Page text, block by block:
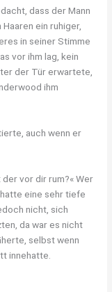
dass der Mann
ein ruhiger,
in seiner Stimme
vor ihm lag, kein
der Tür erwartete,
ihm
auch wenn er
der vor dir rum?« Wer
eine sehr tiefe
nicht, sich
da war es nicht
selbst wenn
innehatte.